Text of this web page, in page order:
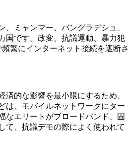
ミャンマー、バングラデシュ、
国です。政変、抗議運動、暴力犯
繁にインターネット接続を遮断さ
的な影響を最小限にするため、
は、モバイルネットワークにター
なエリートがブロードバンド、固
て、抗議デモの際によく使われて